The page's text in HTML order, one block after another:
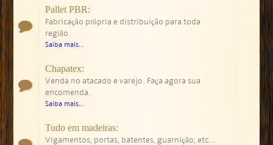
Pallet PBR:
Fabricação própria e distribuição para toda
região.
Saiba mais...
Chapatex:
Venda no atacado e varejo. Faça agora sua
encomenda.
Saiba mais...
Tudo em madeiras:
Vigamentos, portas, batentes, guarnição, etc...